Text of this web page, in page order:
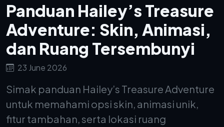
Panduan Hailey’s Treasure
Adventure: Skin, Animasi,
dan Ruang Tersembunyi
23 June 2026
Simak panduan Hailey’s Treasure Adventure
untuk memahami opsi skin, animasi unik,
fitur tambahan, serta lokasi ruang